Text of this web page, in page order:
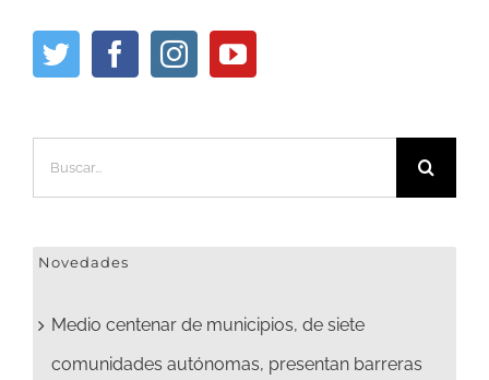
Novedades
Medio centenar de municipios, de siete
comunidades autónomas, presentan barreras